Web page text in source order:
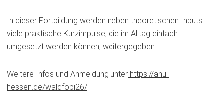
In dieser Fortbildung werden neben theoretischen Inputs
viele praktische Kurzimpulse, die im Alltag einfach
umgesetzt werden können, weitergegeben.
Weitere Infos und Anmeldung unter https://anu-
hessen.de/waldfobi26/
(Öffnet